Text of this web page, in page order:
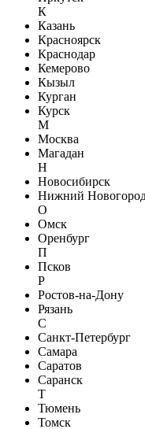
К
Казань
Красноярск
Краснодар
Кемерово
Кызыл
Курган
Курск
М
Москва
Магадан
Н
Новосибирск
Нижний
О
Омск
Оренбург
П
Псков
Р
Ростов-на-Дону
Рязань
С
Санкт-Петербург
Самара
Саратов
Саранск
Т
Тюмень
Томск